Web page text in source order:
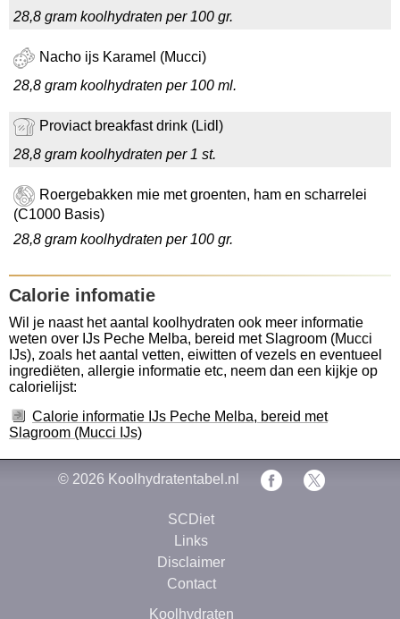
28,8 gram koolhydraten per 100 gr.
Nacho ijs Karamel (Mucci)
28,8 gram koolhydraten per 100 ml.
Proviact breakfast drink (Lidl)
28,8 gram koolhydraten per 1 st.
Roergebakken mie met groenten, ham en scharrelei
(C1000 Basis)
28,8 gram koolhydraten per 100 gr.
Calorie infomatie
Wil je naast het aantal koolhydraten ook meer informatie
weten over IJs Peche Melba, bereid met Slagroom (Mucci
IJs), zoals het aantal vetten, eiwitten of vezels en eventueel
ingrediëten, allergie informatie etc, neem dan een kijkje op
calorielijst:
Calorie informatie IJs Peche Melba, bereid met
Slagroom (Mucci IJs)
© 2026 Koolhydratentabel.nl
SCDiet
Links
Disclaimer
Contact
Koolhydraten